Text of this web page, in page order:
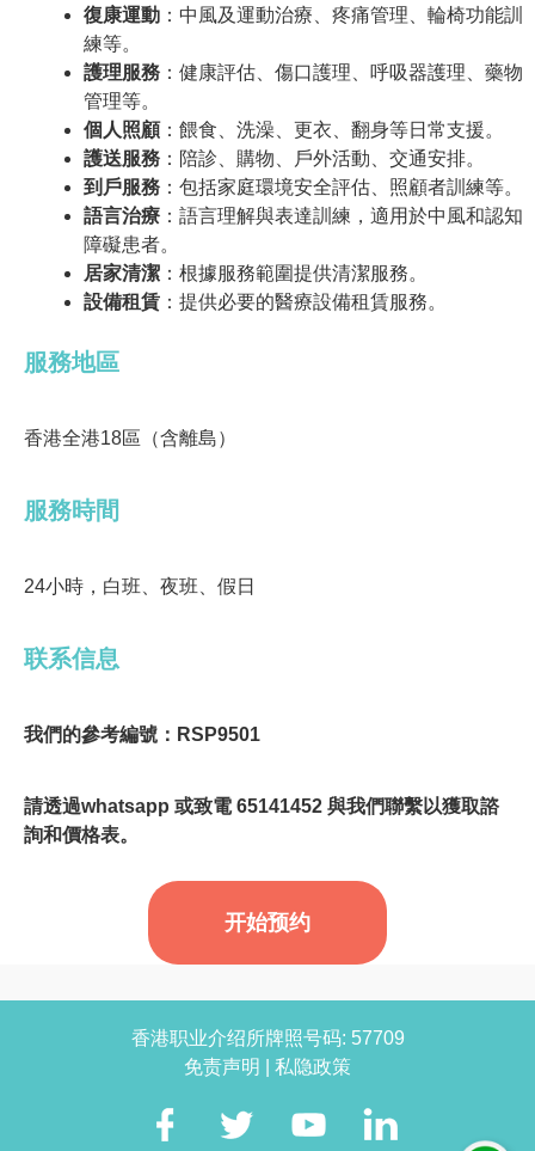
復康運動 ：中風及運動治療、疼痛管理、輪椅功能訓
練等。
護理服務 ：健康評估、傷口護理、呼吸器護理、藥物
管理等。
個人照顧：餵食、洗澡、更衣、翻身等日常支援。
護送服務 ：陪診、購物、戶外活動、交通安排。
到戶服務 ：包括家庭環境安全評估、照顧者訓練等。
語言治療 ：語言理解與表達訓練，適用於中風和認知
障礙患者。
居家清潔 ：根據服務範圍提供清潔服務。
設備租賃 ：提供必要的醫療設備租賃服務。
服務地區
香港全港18區（含離島）
服務時間
24小時，白班、夜班、假日
联系信息
我們的參考編號：RSP9501
請透過whatsapp 或致電 65141452 與我們聯繫以獲取諮
詢和價格表。
开始预约
香港职业介绍所牌照号码: 57709
免责声明
私隐政策